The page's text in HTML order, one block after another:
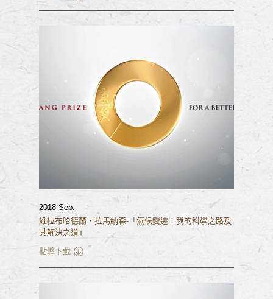
2018 Sep.
維拉布哈德蘭‧拉馬納森-「氣候變遷：我的科學之路及
其解決之道」
點擊下載